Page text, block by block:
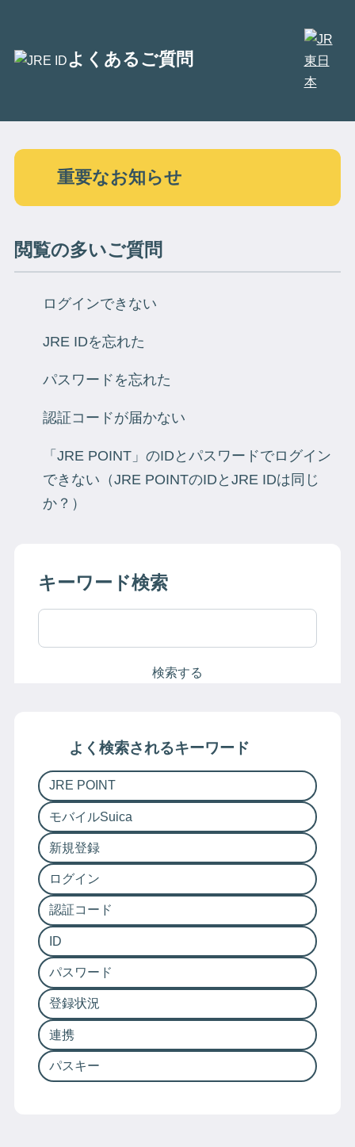
よくあるご質問
ウ
重要なお知らせ
閲覧の多いご質問
ログインできない
JRE IDを忘れた
パスワードを忘れた
認証コードが届かない
「JRE POINT」のIDとパスワードでログイン
できない（JRE POINTのIDとJRE IDは同じ
か？）
キーワード検索
検索する
よく検索されるキーワード
JRE POINT
モバイルSuica
新規登録
ログイン
認証コード
ID
パスワード
登録状況
連携
パスキー